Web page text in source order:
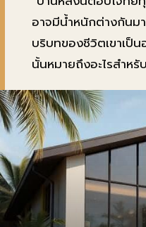
อาจมีน้ำหนักต่างกันม
บริบทของชีวิตเขาเป็น
นั้นหมายถึงอะไรสำหรั